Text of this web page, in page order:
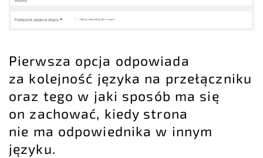
Pierwsza opcja odpowiada
za kolejność języka na przełączniku
oraz tego w jaki sposób ma się
on zachować, kiedy strona
nie ma odpowiednika w innym
języku.